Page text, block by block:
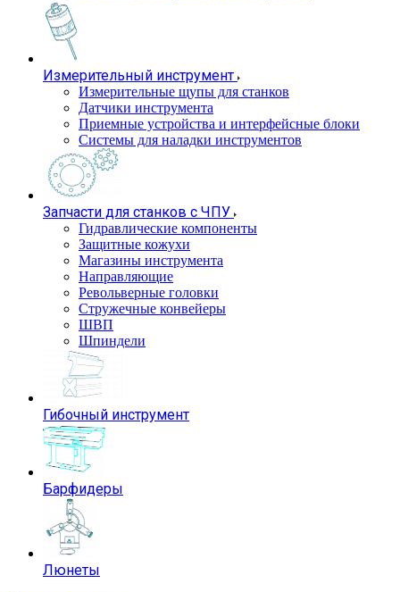
Измерительный инструмент
Измерительные щупы для станков
Датчики инструмента
Приемные устройства и интерфейсные блоки
Системы для наладки инструментов
Запчасти для станков с ЧПУ
Гидравлические компоненты
Защитные кожухи
Магазины инструмента
Направляющие
Револьверные головки
Стружечные конвейеры
ШВП
Шпиндели
Гибочный инструмент
Барфидеры
Люнеты